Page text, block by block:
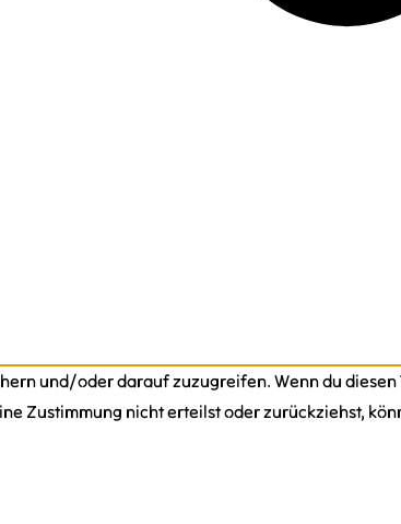
und/oder darauf zuzugreifen. Wenn du
Zustimmung nicht erteilst oder zurückziehst,